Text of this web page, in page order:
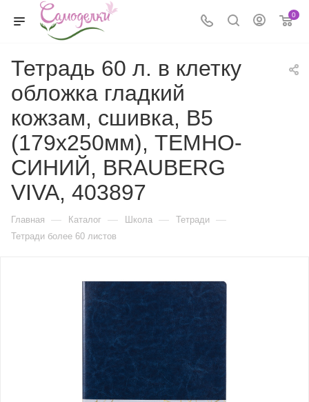
0
Тетрадь 60 л. в клетку
обложка гладкий
кожзам, сшивка, B5
(179х250мм), ТЕМНО-
СИНИЙ, BRAUBERG
VIVA, 403897
Главная — Каталог — Школа — Тетради —
Тетради более 60 листов